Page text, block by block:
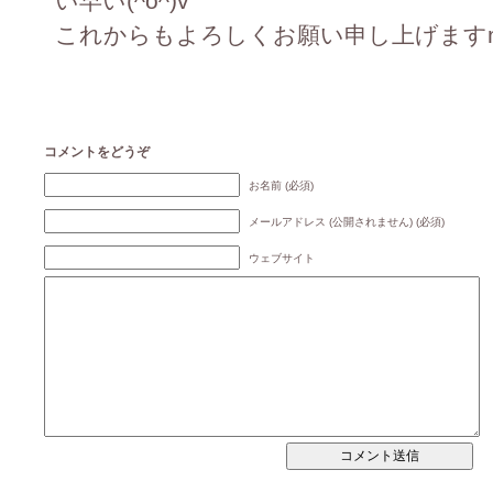
これからもよろしくお願い申し上げま
コメントをどうぞ
お名前 (必須)
メールアドレス (公開されません) (必須)
ウェブサイト